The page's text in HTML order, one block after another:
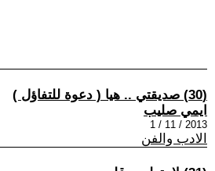
(30) صديقتي .. هيا ( دعوة للتفاؤل )
ايمي صليب
2013 / 11 / 1
الادب والفن